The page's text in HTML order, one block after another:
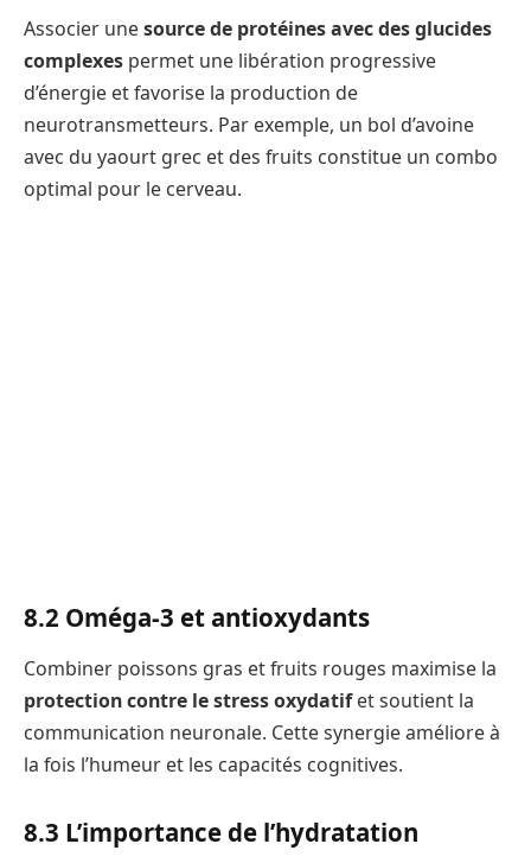
Associer unesource de protéines avec des glucides
complexes permet une libération progressive
d’énergie et favorise la production de
neurotransmetteurs. Par exemple, un bol d’avoine
avec du yaourt grec et des fruits constitue un combo
optimal pour le cerveau.
8.2 Oméga-3 et antioxydants
Combiner poissons gras et fruits rouges maximise la
protection contre le stress oxydatifet soutient la
communication neuronale. Cette synergie améliore à
la fois l’humeur et les capacités cognitives.
8.3 L’importance de l’hydratation